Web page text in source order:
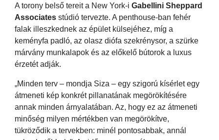
A torony belső tereit a New York-i Gabellini Sheppard
Associates stúdió tervezte. A penthouse-ban fehér
falak illeszkednek az épület külsejéhez, míg a
keményfa padló, az olasz diófa szekrénysor, a szürke
márvány munkalapok és az előkelő bútorok a luxus
érzetét adják.
„Minden terv – mondja Siza – egy szigorú kísérlet egy
átmeneti kép konkrét pillanatának megörökítésére
annak minden árnyalatában. Az, hogy ez az átmeneti
minőség milyen mértékben van megörökítve,
tükröződik a tervekben: minél pontosabbak, annál